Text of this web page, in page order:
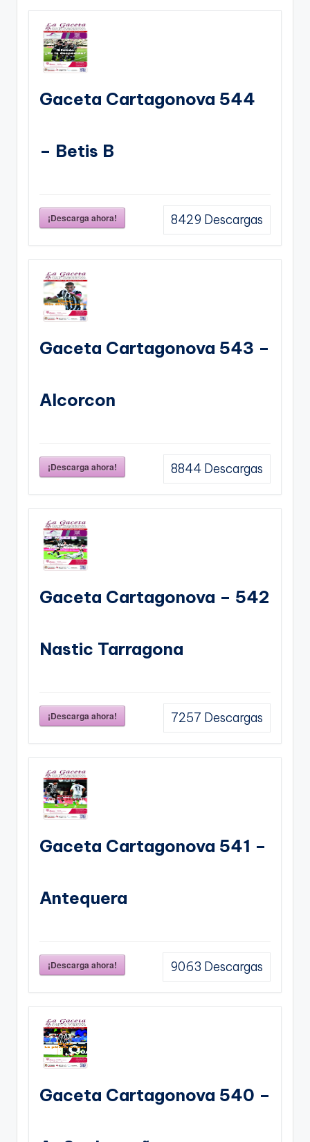
Gaceta Cartagonova 544
– Betis B
¡Descarga ahora! 8429 Descargas
Gaceta Cartagonova 543 –
Alcorcon
¡Descarga ahora! 8844 Descargas
Gaceta Cartagonova – 542
Nastic Tarragona
¡Descarga ahora! 7257 Descargas
Gaceta Cartagonova 541 –
Antequera
¡Descarga ahora! 9063 Descargas
Gaceta Cartagonova 540 –